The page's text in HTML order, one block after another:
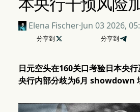
Elena Fischer·Jun 03 2026,
分享到  分享到
日元空头在160关口考验日本央
央行内部分歧为6月 showdown